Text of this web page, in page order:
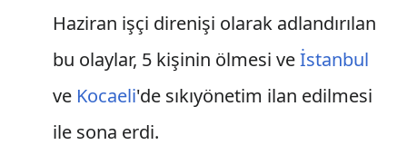
Haziran işçi direnişi olarak adlandırılan
bu olaylar, 5 kişinin ölmesi veİstanbul
ve Kocaeli'de sıkıyönetim ilan edilmesi
ile sona erdi.